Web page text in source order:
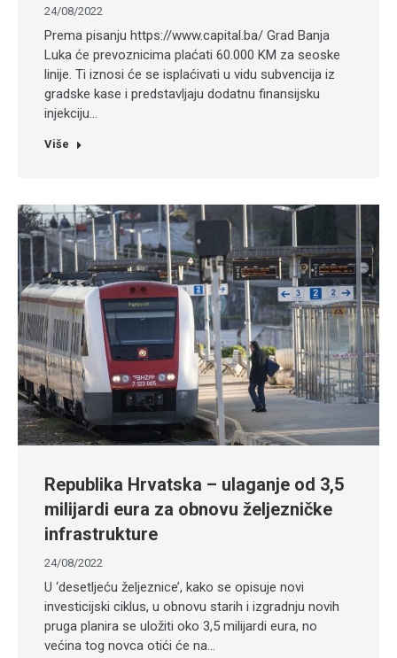
24/08/2022
Prema pisanju https://www.capital.ba/ Grad Banja
Luka će prevoznicima plaćati 60.000 KM za seoske
linije. Ti iznosi će se isplaćivati u vidu subvencija iz
gradske kase i predstavljaju dodatnu finansijsku
injekciju…
Više
Republika Hrvatska – ulaganje od 3,5
milijardi eura za obnovu željezničke
infrastrukture
24/08/2022
U ‘desetljeću željeznice’, kako se opisuje novi
investicijski ciklus, u obnovu starih i izgradnju novih
pruga planira se uložiti oko 3,5 milijardi eura, no
većina tog novca otići će na…